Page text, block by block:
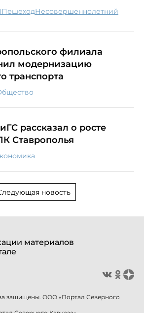
пешеход несовершеннолетний
филиала
модернизацию
транспорта
рассказал о росте
Ставрополья
новость
материалов
защищены. ООО «Портал Северного